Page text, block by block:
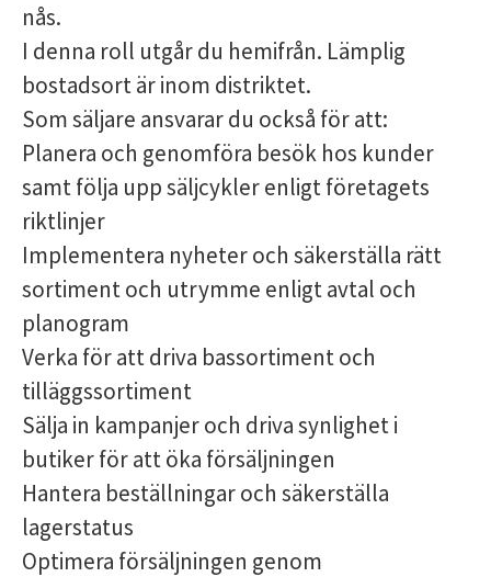
nås.
I denna roll utgår du hemifrån. Lämplig
bostadsort är inom distriktet.
Som säljare ansvarar du också för att:
Planera och genomföra besök hos kunder
samt följa upp säljcykler enligt företagets
riktlinjer
Implementera nyheter och säkerställa rätt
sortiment och utrymme enligt avtal och
planogram
Verka för att driva bassortiment och
tilläggssortiment
Sälja in kampanjer och driva synlighet i
butiker för att öka försäljningen
Hantera beställningar och säkerställa
lagerstatus
Optimera försäljningen genom